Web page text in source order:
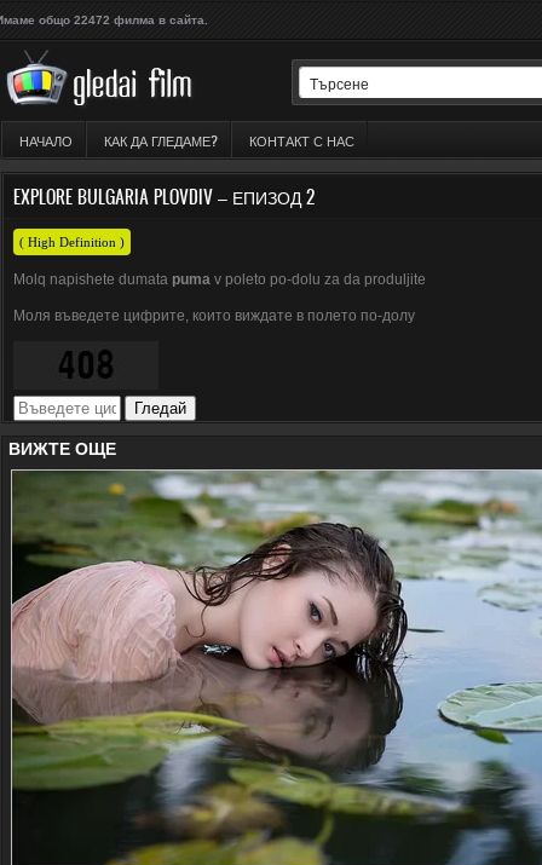
общо 22472 филма в сайта.
НАЧАЛО КАК ДА ГЛЕДАМЕ? КОНТАКТ С НАС
EXPLORE BULGARIA PLOVDIV – ЕПИЗОД 2
( High Definition )
Molq napishete dumata puma v poleto po-dolu za da produljite
Моля въведете цифрите, които виждате в полето по-долу